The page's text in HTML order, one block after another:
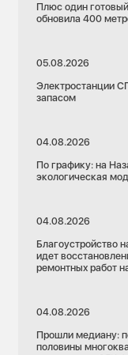
Плюс один
обновила 400
05.08.2026
Электростанции
запасом
04.08.2026
По графику: на
экологическая
04.08.2026
Благоустройство
идет
ремонтных работ
04.08.2026
Прошли медиану:
половины